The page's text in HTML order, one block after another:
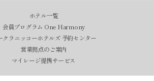
ホテル一覧
会員プログラム One Harmony
クラニッコーホテルズ 予約センター
営業拠点のご案内
マイレージ提携サービス